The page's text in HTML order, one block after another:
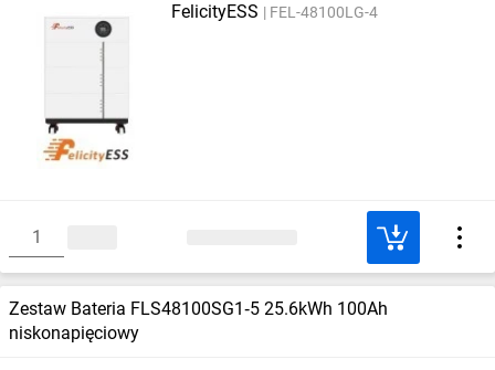
FelicityESS FEL-48100LG-4
Zestaw Bateria FLS48100SG1‑5 25.6kWh 100Ah
niskonapięciowy